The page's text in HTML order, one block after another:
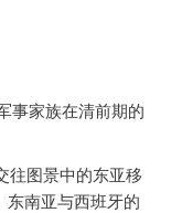
事家族在清前期的
往图景中的东亚移
东南亚与西班牙的